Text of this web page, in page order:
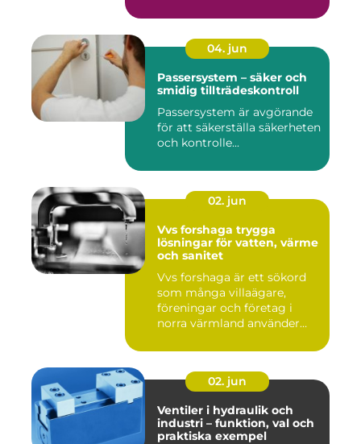
04. jun
Passersystem – säker och
smidig tillträdeskontroll
Passersystem är avgörande
för att säkerställa säkerheten
och kontrolle...
02. jun
Vvs forshaga trygga
lösningar för vatten, värme
och sanitet
Vvs forshaga är ett sökord
som många villaägare,
föreningar och företag i
norra värmland använder
02. jun
Ventiler i hydraulik och
industri – funktion, val och
praktiska exempel